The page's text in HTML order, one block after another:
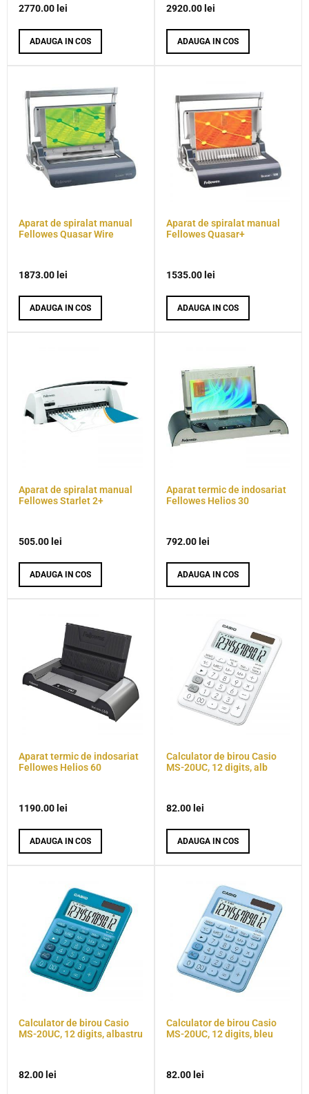
2770.00 lei
ADAUGA IN COS
2920.00 lei
ADAUGA IN COS
Aparat de spiralat manual
Fellowes Quasar Wire
1873.00 lei
ADAUGA IN COS
Aparat de spiralat manual
Fellowes Quasar+
1535.00 lei
ADAUGA IN COS
Aparat de spiralat manual
Fellowes Starlet 2+
505.00 lei
ADAUGA IN COS
Aparat termic de indosariat
Fellowes Helios 30
792.00 lei
ADAUGA IN COS
Aparat termic de indosariat
Fellowes Helios 60
1190.00 lei
ADAUGA IN COS
Calculator de birou Casio
MS-20UC, 12 digits, alb
82.00 lei
ADAUGA IN COS
Calculator de birou Casio
MS-20UC, 12 digits, albastru
82.00 lei
Calculator de birou Casio
MS-20UC, 12 digits, bleu
82.00 lei